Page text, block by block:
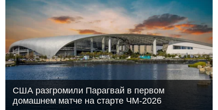
США разгромили Парагвай в первом
домашнем матче на старте ЧМ-2026